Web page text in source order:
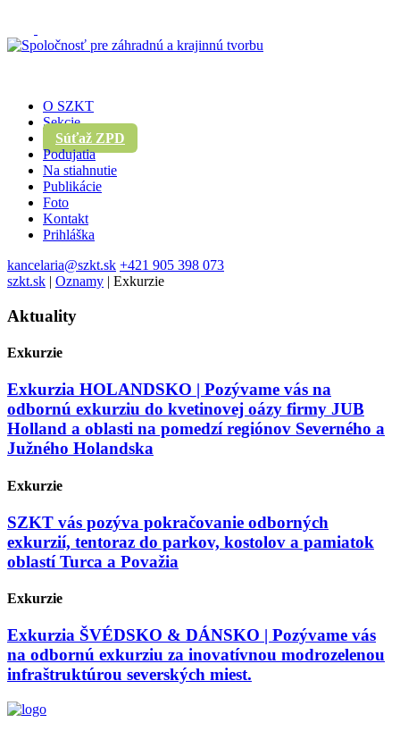
O SZKT
Sekcie
Súťaž ZPD
Podujatia
Na stiahnutie
Publikácie
Foto
Kontakt
Prihláška
kancelaria@szkt.sk +421 905 398 073
szkt.sk | Oznamy | Exkurzie
Aktuality
Exkurzie
Exkurzia HOLANDSKO | Pozývame vás na
odbornú exkurziu do kvetinovej oázy firmy JUB
Holland a oblasti na pomedzí regiónov Severného a
Južného Holandska
Exkurzie
SZKT vás pozýva pokračovanie odborných
exkurzií, tentoraz do parkov, kostolov a pamiatok
oblastí Turca a Považia
Exkurzie
Exkurzia ŠVÉDSKO & DÁNSKO | Pozývame vás
na odbornú exkurziu za inovatívnou modrozelenou
infraštruktúrou severských miest.